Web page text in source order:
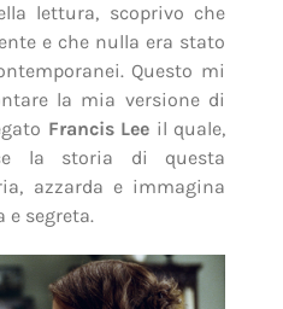
lettura, scoprivo che
e che nulla era stato
Questo mi
la mia versione di
Francis Lee il quale,
la storia di questa
azzarda e immagina
e segreta.